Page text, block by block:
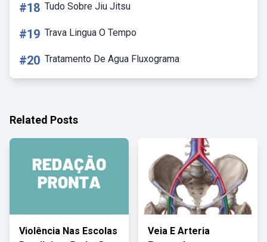
#18 Tudo Sobre Jiu Jitsu
#19 Trava Lingua O Tempo
#20 Tratamento De Agua Fluxograma
Related Posts
Violência Nas Escolas
Veia E Arteria